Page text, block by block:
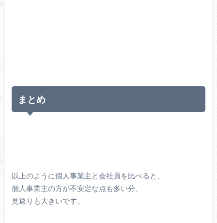
まとめ
以上のように個人事業主と会社員を比べると、
個人事業主の方が不安定な点も多い分、
見返りも大きいです。